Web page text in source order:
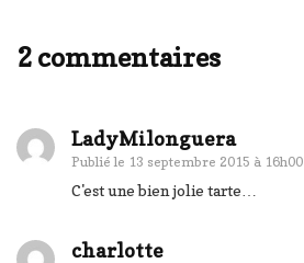
2 commentaires
LadyMilonguera
Publié le 13 septembre 2015 à 16h00
C'est une bien jolie tarte…
charlotte